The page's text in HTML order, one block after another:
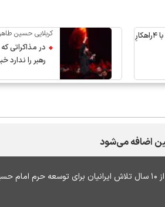
چله زیارت عاشورا با ۴راهکارِ
کربلایی حسین
در مذاکراتی
رهبر را ندارد
صحن حضرت زینب (س) پس از ۱۰ سال تلاش ایرانیان برای